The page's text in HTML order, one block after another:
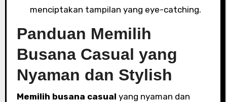
menciptakan tampilan yang eye-catching.
Panduan Memilih
Busana Casual yang
Nyaman dan Stylish
Memilih busana casual yang nyaman dan